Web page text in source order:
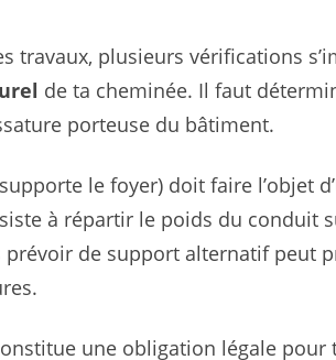
travaux, plusieurs vérifications
de ta cheminée. Il faut
porteuse du bâtiment.
le foyer) doit faire l’objet
à répartir le poids du conduit
prévoir de support alternatif peut
une obligation légale pour